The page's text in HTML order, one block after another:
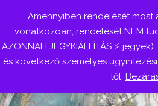
Belépés
Amennyiben rendelését most
vonatkozóan, rendelését NEM
AZONNALI JEGYKIÁLLÍTÁS ⚡
és következő személyes
től.